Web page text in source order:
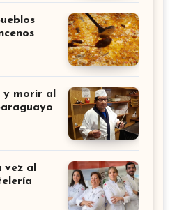
y morir al
al